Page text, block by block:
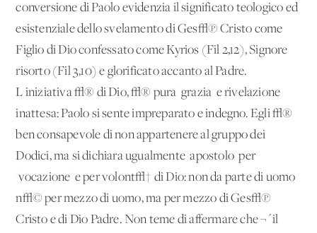
conversione di Paolo evidenzia il significato teologico ed
esistenziale dello svelamento di Ges√π Cristo come
Figlio di Dio confessato come Kyrios (Fil 2,12), Signore
risorto (Fil 3,10) e glorificato accanto al Padre.
L'iniziativa √® di Dio, √® pura 'grazia' e rivelazione
inattesa: Paolo si sente impreparato e indegno. Egli √®
ben consapevole di non appartenere al gruppo dei
Dodici, ma si dichiara ugualmente 'apostolo' per
'vocazione' e per volont√† di Dio: non da parte di uomo
n√© per mezzo di uomo, ma per mezzo di Ges√π
Cristo e di Dio Padre. Non teme di affermare che ¬´il